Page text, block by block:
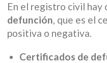
En el registro civil hay
defunción, que es el
positiva o negativa.
Certificados de